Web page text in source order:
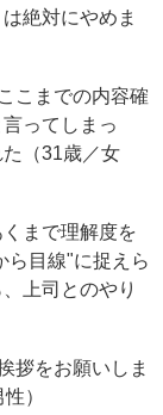
絶対にやめま
こまでの内容確
ってしまっ
（31歳／女
まで理解度を
ら目線"に捉えら
上司とのやり
拶をお願いしま
）